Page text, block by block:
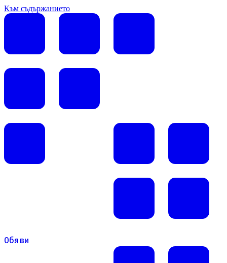
Към съдържанието
Обяви